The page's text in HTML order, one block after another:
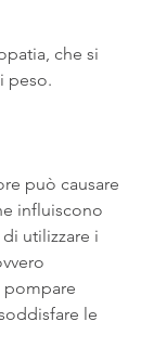
peso.
può causare
influiscono
utilizzare i
pompare
le